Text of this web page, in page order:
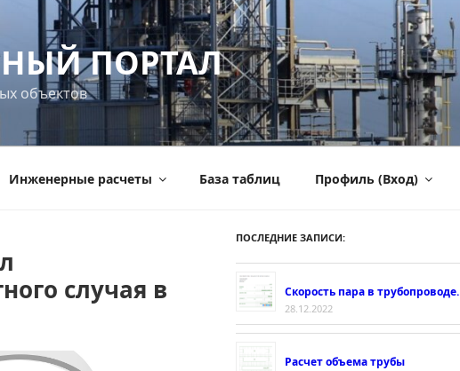
ПОРТАЛ
объектов
Инженерные расчеты База таблиц Профиль (Вход)
случая в
ПОСЛЕДНИЕ ЗАПИСИ:
Скорость пара в трубопроводе.
28.12.2022
Расчет объема трубы